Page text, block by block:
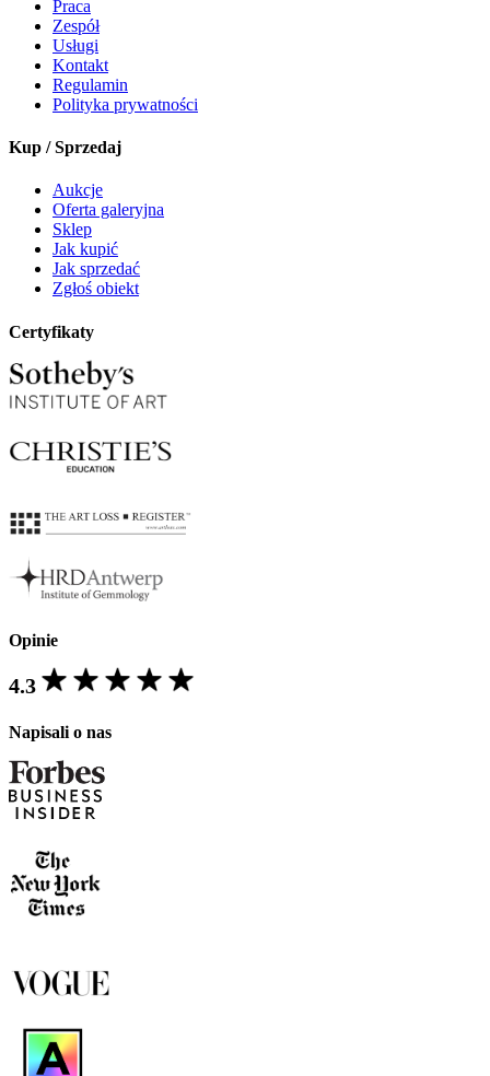
Praca
Zespół
Usługi
Kontakt
Regulamin
Polityka prywatności
Kup / Sprzedaj
Aukcje
Oferta galeryjna
Sklep
Jak kupić
Jak sprzedać
Zgłoś obiekt
Certyfikaty
Opinie
4.3
Napisali o nas